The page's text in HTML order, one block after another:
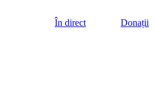
În direct Donații